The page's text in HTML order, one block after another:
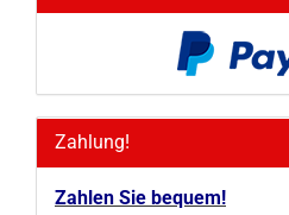
Zahlung!
Zahlen Sie bequem!